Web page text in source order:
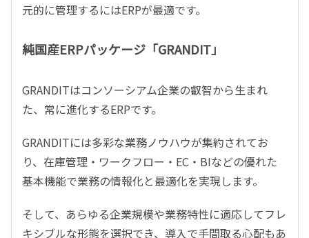
元的に管理するにはERPが最適です。
純国産ERPパッケージ「GRANDIT」
GRANDITはコンソーシアム企業の叡智から生まれ
た、常に進化するERPです。
GRANDITには多彩な業務ノウハウが集約されてお
り、在庫管理・ワークフロー・EC・BIなどの優れた
基本機能で業務の情報化と最適化を実現します。
そして、あらゆる企業規模や業務特性に適応してフレ
キシブルな形態を選択でき、導入で手間取る心配もあ